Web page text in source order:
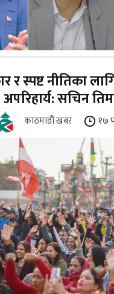
र स्पष्ट नीतिका
अपरिहार्य: सचिन
काठमाडौं खबर १७